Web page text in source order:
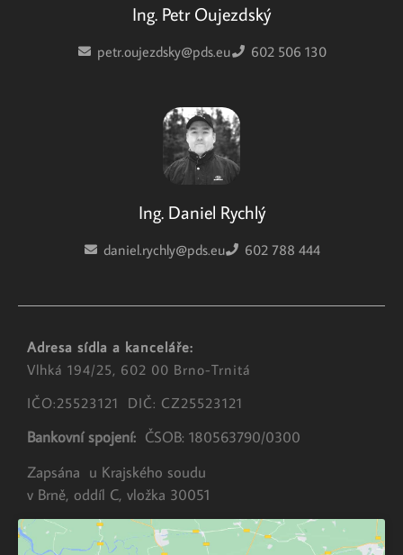
Ing. Petr Oujezdský
petr.oujezdsky@pds.eu 602 506 130
Ing. Daniel Rychlý
daniel.rychly@pds.eu 602 788 444
Adresa sídla a kanceláře:
Vlhká 194/25, 602 00 Brno-Trnitá
IČO:25523121 DIČ: CZ25523121
Bankovní spojení: ČSOB: 180563790/0300
Zapsána u Krajského soudu
v Brně, oddíl C, vložka 30051